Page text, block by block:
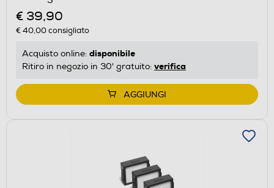
€ 39,90
€ 40,00consigliato
Acquisto online: disponibile
Ritiro in negozio in 30' gratuito: verifica
AGGIUNGI